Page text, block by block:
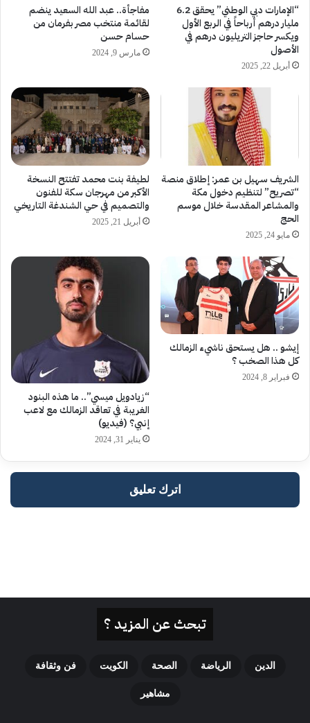
تبحث عن المزيد ؟
الدين الرياضة الصحة الكويت فن وثقافة
مشاهير